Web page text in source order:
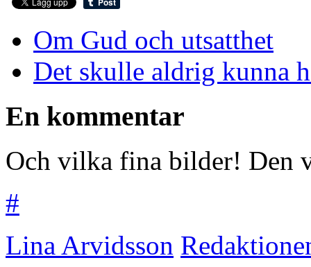
Om Gud och utsatthet
Det skulle aldrig kunna
En kommentar
Och vilka fina bilder! Den
#
Lina Arvidsson